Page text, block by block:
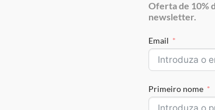
Oferta de 10%
newsletter.
Email
Primeiro nome